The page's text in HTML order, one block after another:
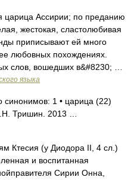
царица Ассирии; по преданию
жестокая, сластолюбивая
приписывают ей много
любовных похождениях.
слов, вошедших в&#8230; …
языка
1 • царица (22)
Тришин. 2013 …
Ктесия (у Диодора II, 4 сл.)
и воспитанная
Сирии Онна,